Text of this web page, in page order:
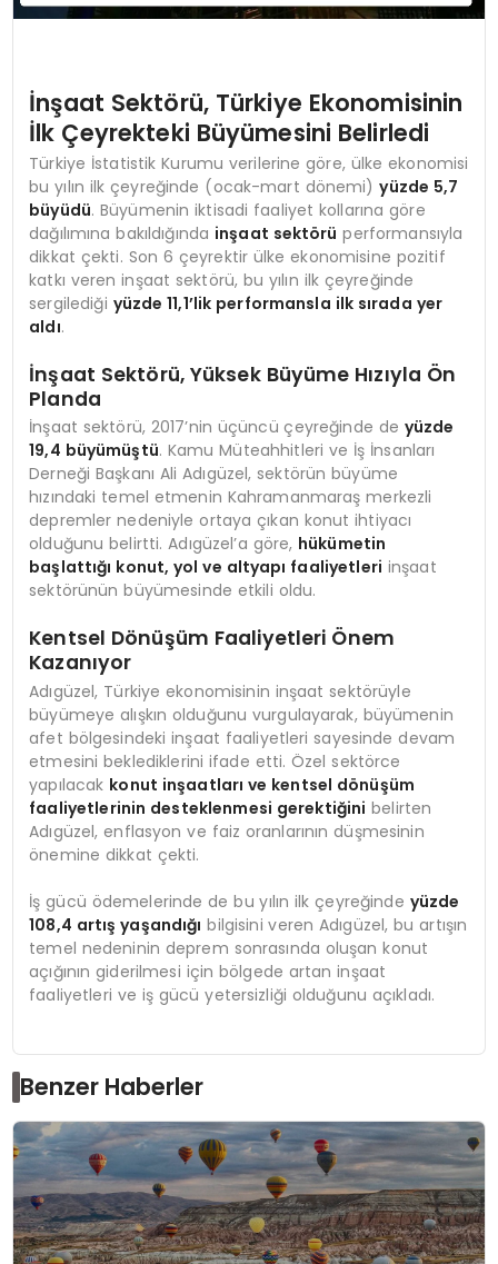
İnşaat Sektörü, Türkiye Ekonomisinin
İlk Çeyrekteki Büyümesini Belirledi
Türkiye İstatistik Kurumu verilerine göre, ülke ekonomisi
bu yılın ilk çeyreğinde (ocak-mart dönemi)yüzde 5,7
büyüdü. Büyümenin iktisadi faaliyet kollarına göre
dağılımına bakıldığında inşaat sektörü performansıyla
dikkat çekti. Son 6 çeyrektir ülke ekonomisine pozitif
katkı veren inşaat sektörü, bu yılın ilk çeyreğinde
sergilediği yüzde 11,1’lik performansla ilk sırada yer
aldı.
İnşaat Sektörü, Yüksek Büyüme Hızıyla Ön
Planda
İnşaat sektörü, 2017’nin üçüncü çeyreğinde de yüzde
19,4 büyümüştü. Kamu Müteahhitleri ve İş İnsanları
Derneği Başkanı Ali Adıgüzel, sektörün büyüme
hızındaki temel etmenin Kahramanmaraş merkezli
depremler nedeniyle ortaya çıkan konut ihtiyacı
olduğunu belirtti. Adıgüzel’a göre, hükümetin
başlattığı konut, yol ve altyapı faaliyetleri inşaat
sektörünün büyümesinde etkili oldu.
Kentsel Dönüşüm Faaliyetleri Önem
Kazanıyor
Adıgüzel, Türkiye ekonomisinin inşaat sektörüyle
büyümeye alışkın olduğunu vurgulayarak, büyümenin
afet bölgesindeki inşaat faaliyetleri sayesinde devam
etmesini beklediklerini ifade etti. Özel sektörce
yapılacak konut inşaatları ve kentsel dönüşüm
faaliyetlerinin desteklenmesi gerektiğini belirten
Adıgüzel, enflasyon ve faiz oranlarının düşmesinin
önemine dikkat çekti.
İş gücü ödemelerinde de bu yılın ilk çeyreğinde yüzde
108,4 artış yaşandığı bilgisini veren Adıgüzel, bu artışın
temel nedeninin deprem sonrasında oluşan konut
açığının giderilmesi için bölgede artan inşaat
faaliyetleri ve iş gücü yetersizliği olduğunu açıkladı.
Benzer Haberler